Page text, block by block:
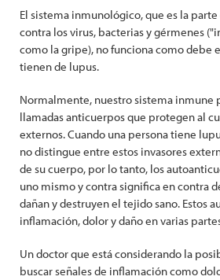
El sistema inmunológico, que es la
contra los virus, bacterias y gérmenes
como la gripe), no funciona como debe
tienen de lupus.
Normalmente, nuestro sistema inmune
llamadas anticuerpos que protegen al
externos. Cuando una persona tiene
no distingue entre estos invasores
de su cuerpo, por lo tanto, los
uno mismo y contra significa en contra
dañan y destruyen el tejido sano. Estos
inflamación, dolor y daño en varias
Un doctor que está considerando la
buscar señales de inflamación como